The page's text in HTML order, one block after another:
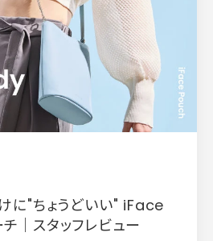
けに"ちょうどいい" iFace
｜スタッフレビュー